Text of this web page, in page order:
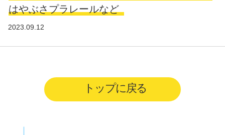
はやぶさプラレールなど
2023.09.12
トップに戻る